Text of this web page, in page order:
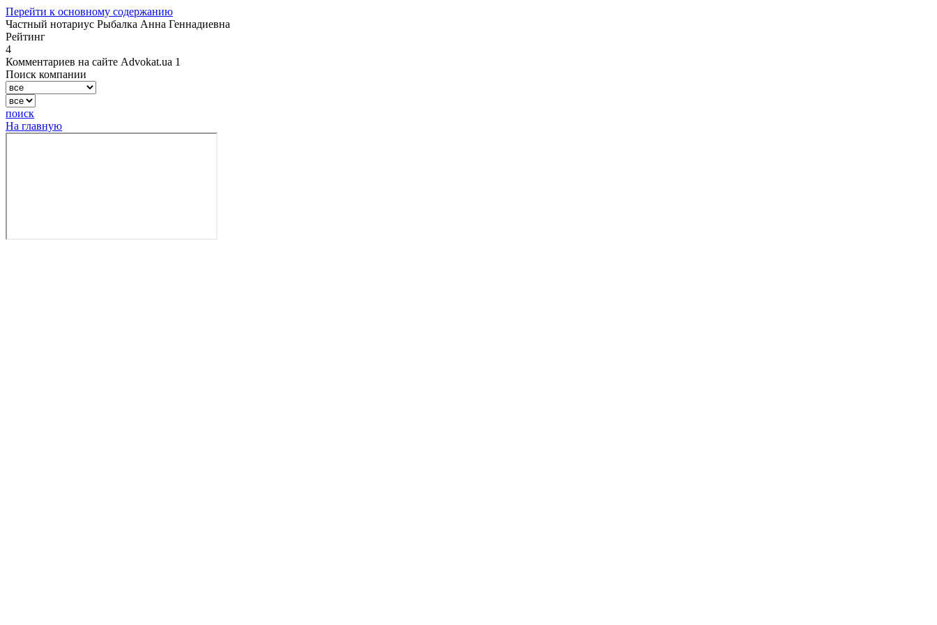
Перейти к основному содержанию
Частный нотариус Рыбалка Анна Геннадиевна
Рейтинг
4
Комментариев на сайте Advokat.ua 1
Поиск компании
поиск
На главную